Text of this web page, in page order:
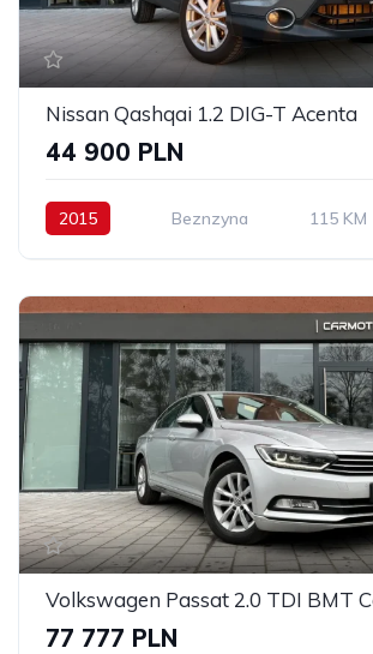
Nissan Qashqai 1.2 DIG-T Acenta
44 900 PLN
2015 Beznzyna 115 KM
Volkswagen Passat 2.0 TDI BMT
77 777 PLN